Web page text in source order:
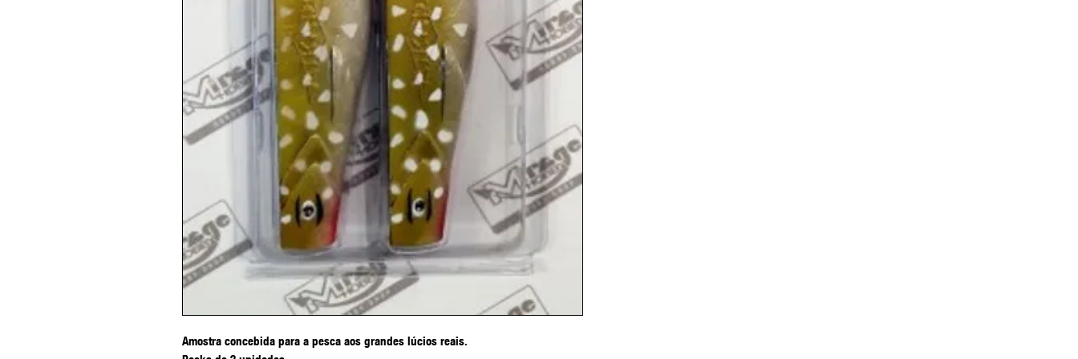
Amostra concebida para a pesca aos grandes lúcios reais.